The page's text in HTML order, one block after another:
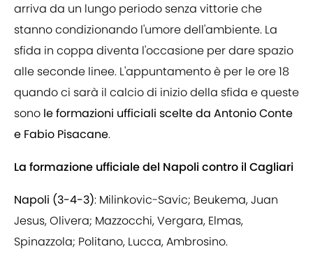
arriva da un lungo periodo senza vittorie che
stanno condizionando l'umore dell'ambiente. La
sfida in coppa diventa l'occasione per dare spazio
alle seconde linee. L'appuntamento è per le ore 18
quando ci sarà il calcio di inizio della sfida e queste
sono le formazioni ufficiali scelte da Antonio Conte
e Fabio Pisacane.
La formazione ufficiale del Napoli contro il Cagliari
Napoli (3-4-3): Milinkovic-Savic; Beukema, Juan
Jesus, Olivera; Mazzocchi, Vergara, Elmas,
Spinazzola; Politano, Lucca, Ambrosino.